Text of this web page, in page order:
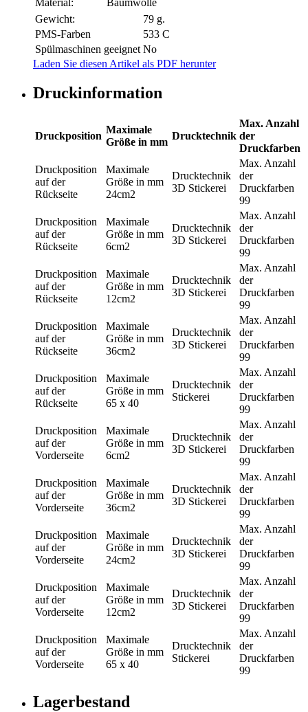
Gewicht:
79 g.
PMS-Farben
533 C
Spülmaschinen geeignet No
Laden Sie diesen Artikel als PDF herunter
Druckinformation
Druckposition
Maximale
Größe in mm
Drucktechnik
Max. Anzahl
der
Druckfarben
Druckposition
auf der
Rückseite
Maximale
Größe in mm
24cm2
Drucktechnik
3D Stickerei
Max. Anzahl
der
Druckfarben
99
Druckposition
auf der
Rückseite
Maximale
Größe in mm
6cm2
Drucktechnik
3D Stickerei
Max. Anzahl
der
Druckfarben
99
Druckposition
auf der
Rückseite
Maximale
Größe in mm
12cm2
Drucktechnik
3D Stickerei
Max. Anzahl
der
Druckfarben
99
Druckposition
auf der
Rückseite
Maximale
Größe in mm
36cm2
Drucktechnik
3D Stickerei
Max. Anzahl
der
Druckfarben
99
Druckposition
auf der
Rückseite
Maximale
Größe in mm
65 x 40
Drucktechnik
Stickerei
Max. Anzahl
der
Druckfarben
99
Druckposition
auf der
Vorderseite
Maximale
Größe in mm
6cm2
Drucktechnik
3D Stickerei
Max. Anzahl
der
Druckfarben
99
Druckposition
auf der
Vorderseite
Maximale
Größe in mm
36cm2
Drucktechnik
3D Stickerei
Max. Anzahl
der
Druckfarben
99
Druckposition
auf der
Vorderseite
Maximale
Größe in mm
24cm2
Drucktechnik
3D Stickerei
Max. Anzahl
der
Druckfarben
99
Druckposition
auf der
Vorderseite
Maximale
Größe in mm
12cm2
Drucktechnik
3D Stickerei
Max. Anzahl
der
Druckfarben
99
Druckposition
auf der
Vorderseite
Maximale
Größe in mm
65 x 40
Drucktechnik
Stickerei
Max. Anzahl
der
Druckfarben
99
Lagerbestand